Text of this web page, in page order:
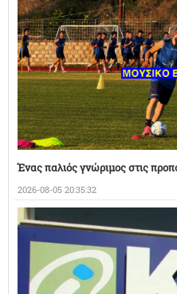
Ένας παλιός γνώριμος στις
2026-08-05 20:35:32